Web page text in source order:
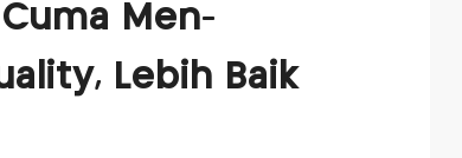
Men-
Lebih Baik